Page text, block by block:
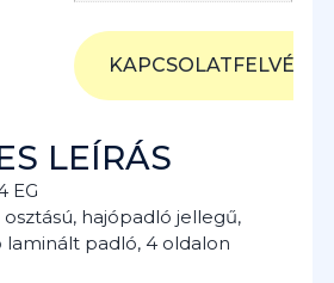
KAPCSOLATFELVÉTEL
LEÍRÁS
EG
osztású, hajópadló jellegű,
laminált padló, 4 oldalon